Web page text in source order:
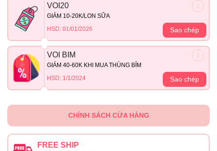
VOI20
GIẢM 10-20K/LON SỮA
HSD: 01/01/2026
Sao chép
VOI BIM
GIẢM 40-60K KHI MUA THÙNG BỈM
HSD: 1/1/2024
Sao chép
CHÍNH SÁCH CỬA HÀNG
FREE SHIP